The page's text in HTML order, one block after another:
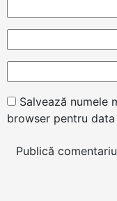
Salvează numele
browser pentru